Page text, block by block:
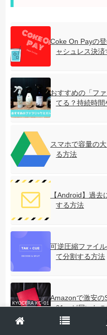
Coke On Payの
ャシュレス決
おすすめの「フ
てる？持続時
スマホで容量の
る方法
【Android】過
する方法
可逆圧縮ファイ
て分割する方法
Amazonで激安の
01」が届いた